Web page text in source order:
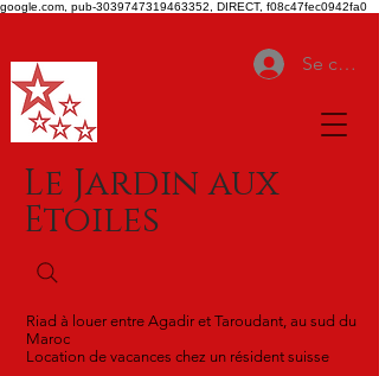
google.com, pub-3039747319463352, DIRECT, f08c47fec0942fa0
Se
Le Jardin aux
Etoiles
Riad à louer entre Agadir et Taroudant, au sud du
Maroc
Location de vacances chez un résident suisse